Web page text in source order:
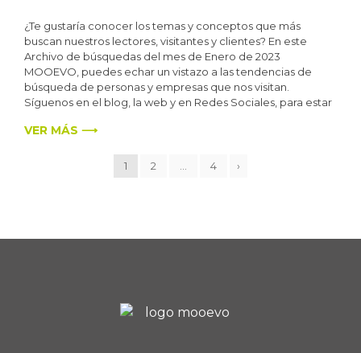
¿Te gustaría conocer los temas y conceptos que más
buscan nuestros lectores, visitantes y clientes? En este
Archivo de búsquedas del mes de Enero de 2023
MOOEVO, puedes echar un vistazo a las tendencias de
búsqueda de personas y empresas que nos visitan.
Síguenos en el blog, la web y en Redes Sociales, para estar
VER MÁS ⟶
1 2 4 ›